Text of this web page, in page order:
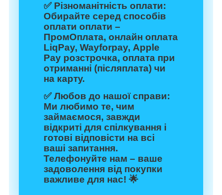
✅ Різноманітність оплати:
Обирайте серед способів
оплати оплати –
ПромОплата, онлайн оплата
LiqPay, Wayforpay, Apple
Pay розстрочка, оплата при
отриманні (післяплата) чи
на карту.
✅Любов до нашої справи:
Ми любимо те, чим
займаємося, завжди
відкриті для спілкування і
готові відповісти на всі
ваші запитання.
Телефонуйте нам – ваше
задоволення від покупки
важливе для нас! 🌟